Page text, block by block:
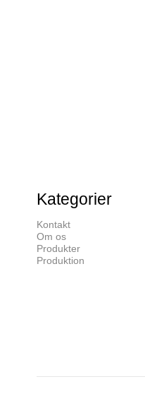
Kategorier
Kontakt
Om os
Produkter
Produktion